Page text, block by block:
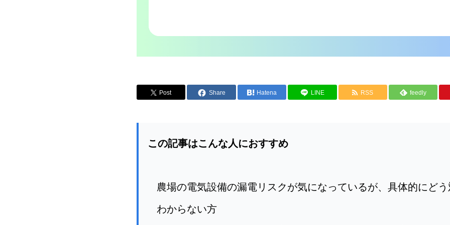
Post Share Hatena LINE RSS feedly
この記事はこんな人におすすめ
農場の電気設備の漏電リスクが気になっているが、具体的にど
わからない方